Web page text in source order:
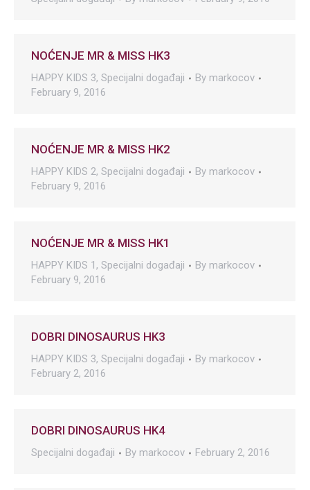
NOĆENJE MR & MISS HK3
HAPPY KIDS 3, Specijalni događaji By markocov
February 9, 2016
NOĆENJE MR & MISS HK2
HAPPY KIDS 2, Specijalni događaji By markocov
February 9, 2016
NOĆENJE MR & MISS HK1
HAPPY KIDS 1 , Specijalni događaji By markocov
February 9, 2016
DOBRI DINOSAURUS HK3
HAPPY KIDS 3, Specijalni događaji By markocov
February 2, 2016
DOBRI DINOSAURUS HK4
Specijalni događaji By markocov February 2, 2016